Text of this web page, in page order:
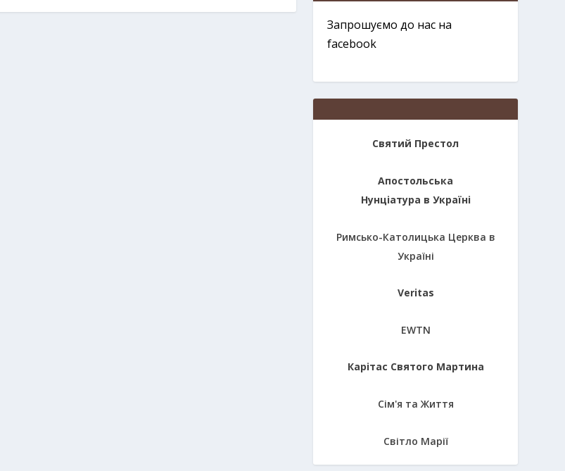
Запрошуємо до нас на
facebook
Святий Престол
Апостольська
Нунціатура в Україні
Римсько-Католицька Церква в
Україні
Veritas
EWTN
Карітас Святого Мартина
Сім'я та Життя
Світло Марії